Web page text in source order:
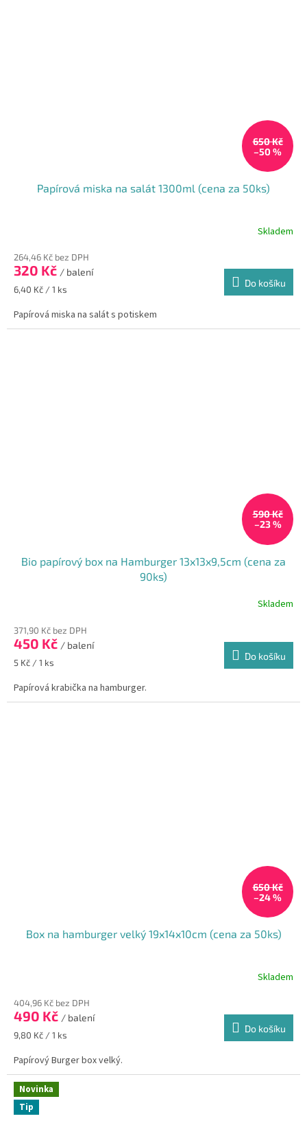
650 Kč
–50 %
Papírová miska na salát 1300ml (cena za 50ks)
Skladem
264,46 Kč bez DPH
320 Kč / balení
Měrná
6,40 Kč / 1 ks
Do košíku
Papírová miska na salát s potiskem
590 Kč
–23 %
Bio papírový box na Hamburger 13x13x9,5cm (cena za
90ks)
produktu
je
3,0
z
5
hvězdiček.
Skladem
371,90 Kč bez DPH
450 Kč / balení
Měrná
5 Kč / 1 ks
Do košíku
Papírová krabička na hamburger.
650 Kč
–24 %
Box na hamburger velký 19x14x10cm (cena za 50ks)
Skladem
404,96 Kč bez DPH
490 Kč / balení
Měrná
9,80 Kč / 1 ks
Do košíku
Papírový Burger box velký.
Novinka
Tip